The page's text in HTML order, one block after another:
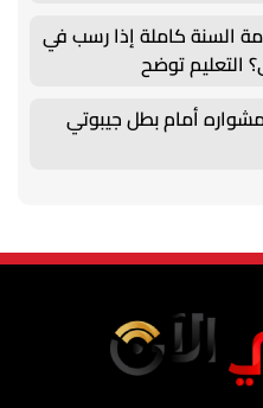
السنة كاملة إذا رسب في
التعليم توضح
مشواره أمام بطل جيبوتي